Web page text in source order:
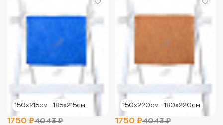
150х215см - 185х215см
1750 ₽4043 ₽
150х220см - 180х220см
1750 ₽4043 ₽